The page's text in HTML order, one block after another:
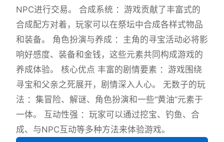
NPC进行交易。 合成系统 ：游戏贡献了丰富式的
合成配方对着，玩家可以在祭坛中合成各样式物品
和装备。 角色扮演与养成 ：主角的寻宝活动必将影
响好感度、装备和金钱，这些元素共同构成游戏的
养成体验。 核心优点 丰富的剧情要素 ：游戏围绕
寻宝和父亲之死展开，剧情深入人心。 无数子的玩
法 ：集冒险、解谜、角色扮演和一些“黄油”元素于
一体。 互动性强 ：玩家可以通过挖宝、钓鱼、合
成、与NPC互动等多种方法来体验游戏。